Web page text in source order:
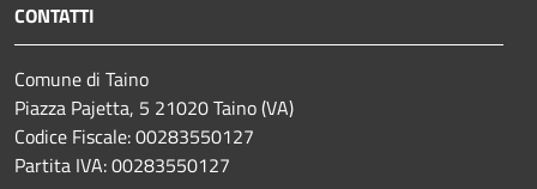
CONTATTI
Comune di Taino
Piazza Pajetta, 5 21020 Taino (VA)
Codice Fiscale: 00283550127
Partita IVA: 00283550127